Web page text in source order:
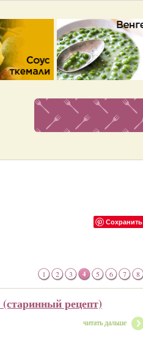
Сохранить
1 2 3 4 5 6 7 8
рецепт)
читать дальше